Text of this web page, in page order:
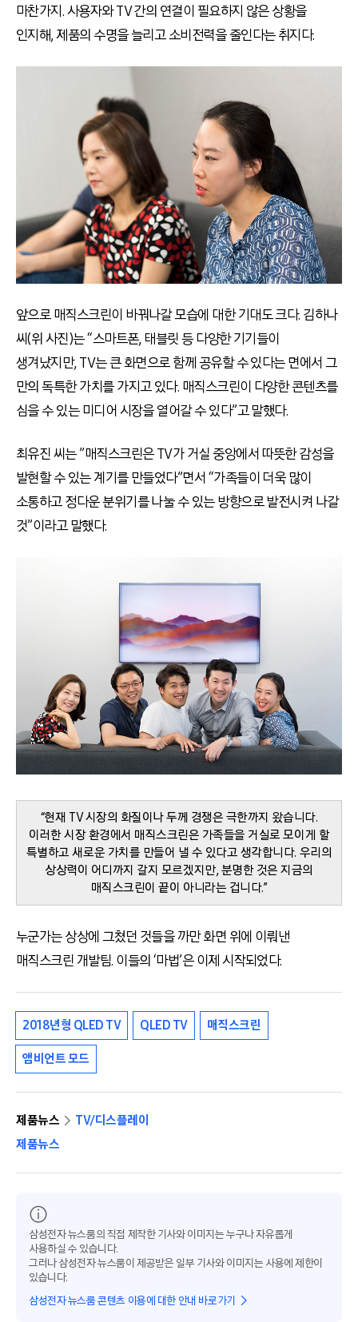
마찬가지. 사용자와 TV 간의 연결이 필요하지 않은 상황을
인지해, 제품의 수명을 늘리고 소비전력을 줄인다는 취지다.
앞으로 매직스크린이 바꿔나갈 모습에 대한 기대도 크다. 김하나
씨(위 사진)는 “스마트폰, 태블릿 등 다양한 기기들이
생겨났지만, TV는 큰 화면으로 함께 공유할 수 있다는 면에서 그
만의 독특한 가치를 가지고 있다. 매직스크린이 다양한 콘텐츠를
심을 수 있는 미디어 시장을 열어갈 수 있다”고 말했다.
최유진 씨는 ”매직스크린은 TV가 거실 중앙에서 따뜻한 감성을
발현할 수 있는 계기를 만들었다”면서 “가족들이 더욱 많이
소통하고 정다운 분위기를 나눌 수 있는 방향으로 발전시켜 나갈
것”이라고 말했다.
“현재 TV 시장의 화질이나 두께 경쟁은 극한까지 왔습니다.
이러한 시장 환경에서 매직스크린은 가족들을 거실로 모이게 할
특별하고 새로운 가치를 만들어 낼 수 있다고 생각합니다. 우리의
상상력이 어디까지 갈지 모르겠지만, 분명한 것은 지금의
매직스크린이 끝이 아니라는 겁니다.”
누군가는 상상에 그쳤던 것들을 까만 화면 위에 이뤄낸
매직스크린 개발팀. 이들의 ‘마법’은 이제 시작되었다.
2018년형 QLED TV QLED TV 매직스크린
앰비언트 모드
제품뉴스
TV/디스플레이
제품뉴스
삼성전자 뉴스룸의 직접 제작한 기사와 이미지는 누구나 자유롭게
사용하실 수 있습니다.
그러나 삼성전자 뉴스룸이 제공받은 일부 기사와 이미지는 사용에 제한이
있습니다.
삼성전자 뉴스룸 콘텐츠 이용에 대한 안내 바로가기